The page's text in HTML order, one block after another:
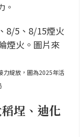
。
綻放，圖為2025年活
埕、迪化